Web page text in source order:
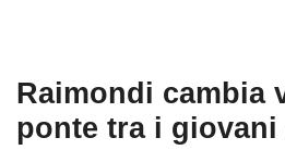
Raimondi cambia
ponte tra i